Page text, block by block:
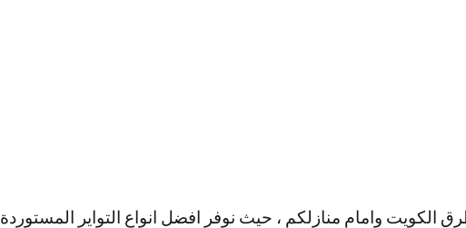
وامام منازلكم ، حيث نوفر افضل انواع التواير المستوردة